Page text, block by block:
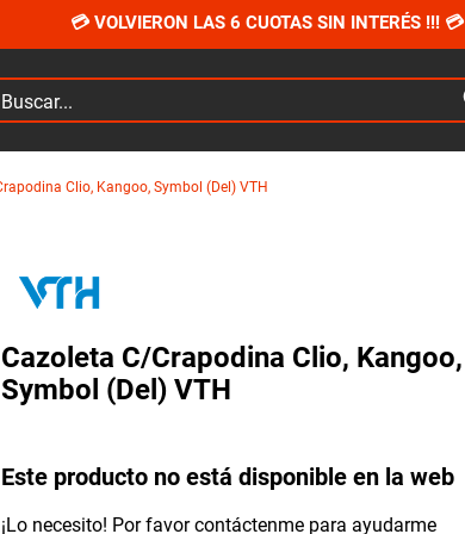
💳 VOLVIERON LAS 6 CUOTAS SIN INTERÉS !!! 💳
Clio, Kangoo, Symbol (Del) VTH
Cazoleta C/Crapodina Clio, Kangoo,
Symbol (Del) VTH
Este producto no está disponible en la web
¡Lo necesito! Por favor contáctenme para ayudarme